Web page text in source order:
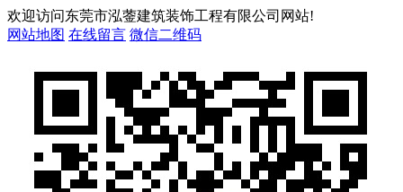
欢迎访问东莞市泓蓥建筑装饰工程有限公司网站!
网站地图 在线留言 微信二维码